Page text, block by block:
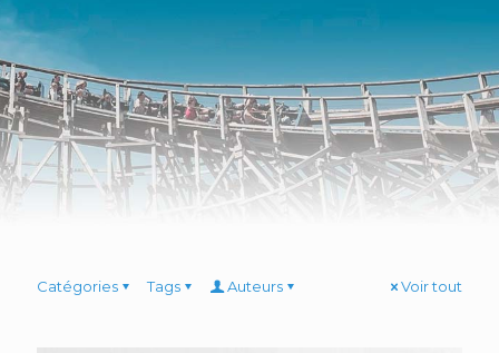
Catégories Tags Auteurs Voir tout